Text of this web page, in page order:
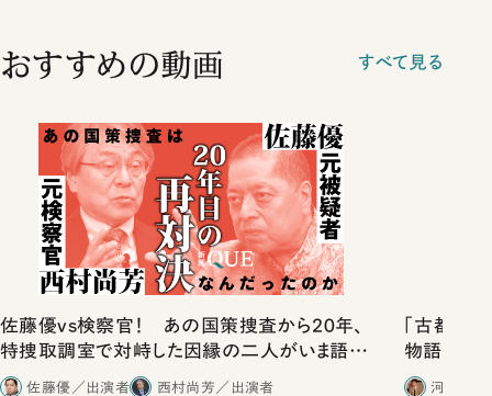
おすすめの動画 すべて見る
佐藤優vs検察官！ あの国策捜査から20年、
特捜取調室で対峙した因縁の二人がいま語り
合ったこと
佐藤優／出演者 西村尚芳／出演者
「古都」
物語」に
河野有